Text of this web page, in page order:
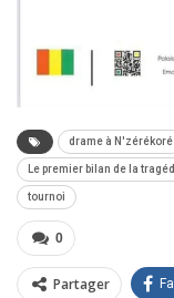
drame à N'zérékoré
Le premier bilan de la
tournoi
0
Partager